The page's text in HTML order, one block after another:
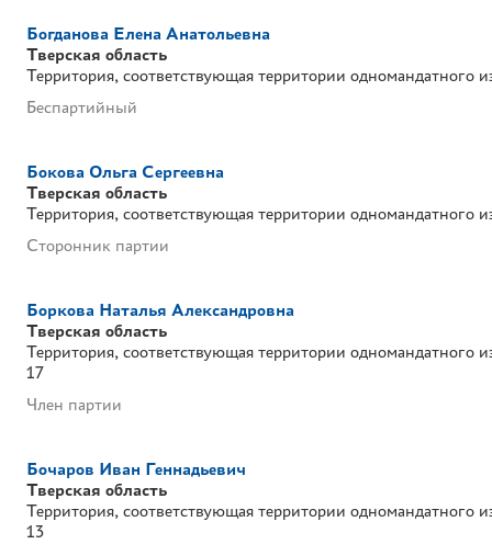
Богданова Елена Анатольевна
Тверская область
Территория, соответствующая территории
Беспартийный
Бокова Ольга Сергеевна
Тверская область
Территория, соответствующая территории
Сторонник партии
Боркова Наталья Александровна
Тверская область
Территория, соответствующая территории
17
Член партии
Бочаров Иван Геннадьевич
Тверская область
Территория, соответствующая территории
13